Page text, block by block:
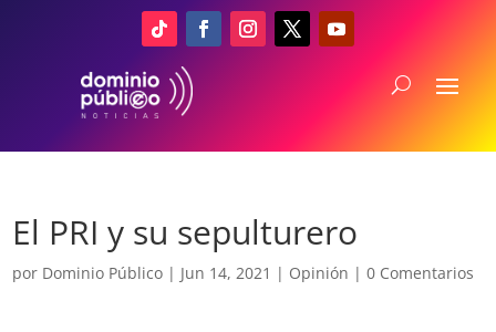
El PRI y su sepulturero
por Dominio Público | Jun 14, 2021 | Opinión |0 Comentarios